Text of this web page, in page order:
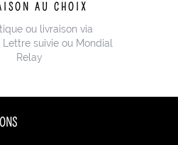
AU CHOIX
ou livraison via
suivie ou Mondial
Relay